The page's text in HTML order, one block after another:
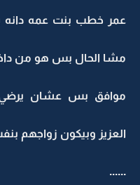
عمر خطب بنت عمه دانه
مشا الحال بس هو من
موافق بس عشان يرضي
العزيز وبيكون زواجهم
......